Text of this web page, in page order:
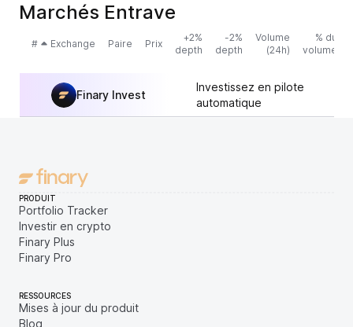
Marchés Entrave
# Exchange Paire Prix
+2%
depth
-2%
depth
Volume
(24h)
% du
volume
Finary Invest
Investissez en pilote
automatique
PRODUIT
Portfolio Tracker
Investir en crypto
Finary Plus
Finary Pro
RESSOURCES
Mises à jour du produit
Blog